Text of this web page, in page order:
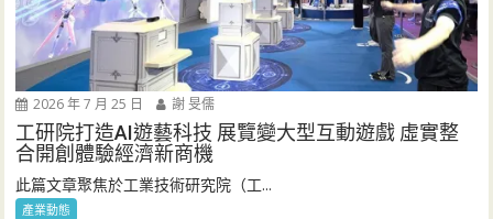
2026 年 7 月 25 日 謝 旻儒
工研院打造AI遊藝科技 展覽變大型互動遊戲 虛實整
合開創體驗經濟新商機
此篇文章聚焦於工業技術研究院（工...
產業動態